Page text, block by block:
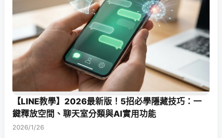
【LINE教學】2026最新版！5招必學隱藏技巧：一
鍵釋放空間、聊天室分類與AI實用功能
2026/1/26